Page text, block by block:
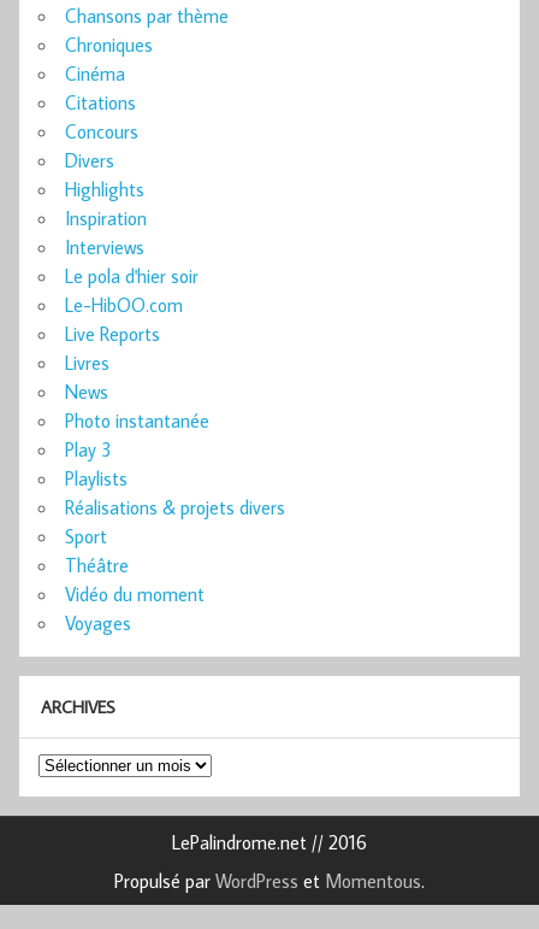
Chansons par thème
Chroniques
Cinéma
Citations
Concours
Divers
Highlights
Inspiration
Interviews
Le pola d'hier soir
Le-HibOO.com
Live Reports
Livres
News
Photo instantanée
Play 3
Playlists
Réalisations & projets divers
Sport
Théâtre
Vidéo du moment
Voyages
ARCHIVES
Archives
LePalindrome.net // 2016
Propulsé par WordPress et Momentous.